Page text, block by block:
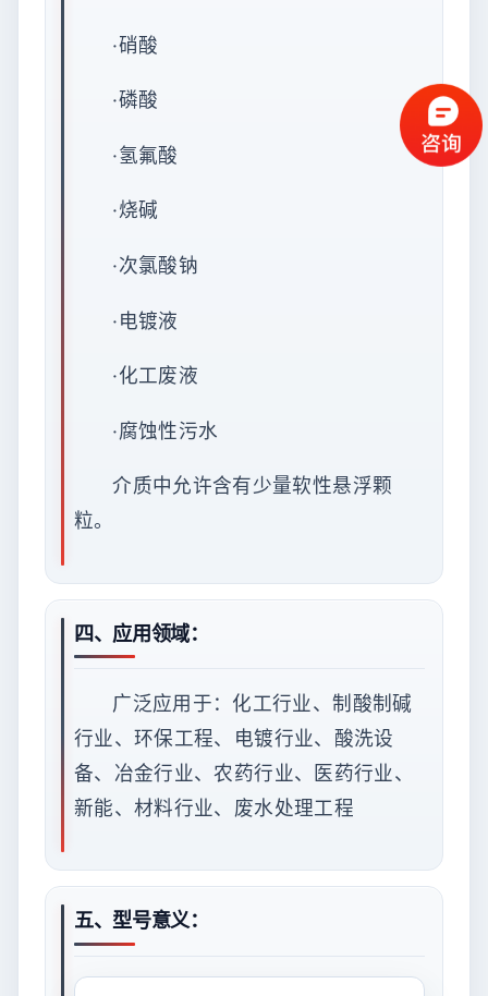
·硝酸
·磷酸
·氢氟酸
·烧碱
·次氯酸钠
·电镀液
·化工废液
·腐蚀性污水
介质中允许含有少量软性悬浮颗
粒。
四、应用领域：
广泛应用于：化工行业、制酸制碱
行业、环保工程、电镀行业、酸洗设
备、冶金行业、农药行业、医药行业、
新能、材料行业、废水处理工程
五、型号意义：